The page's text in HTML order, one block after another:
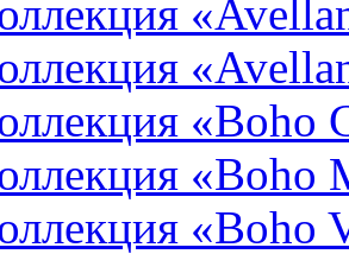
«Boho
«Boho
«Boho